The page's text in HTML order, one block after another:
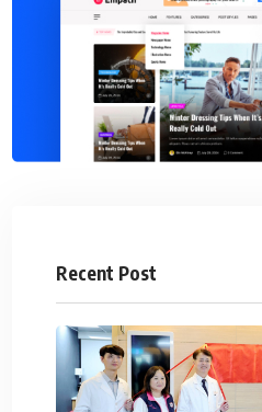
Recent Post